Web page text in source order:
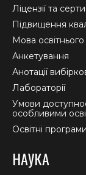
windowwindow
Ліцензії та
Підвищення
Мова
Анкетування
Анотації
Лабораторії
Умови
особливими
Освітні програми
НАУКА